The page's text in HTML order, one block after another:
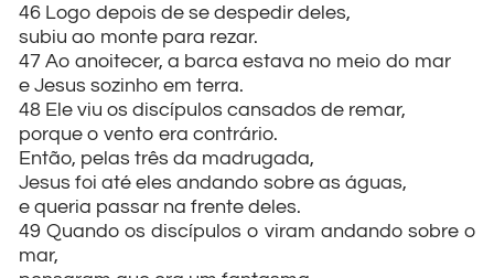
46 Logo depois de se despedir deles,
subiu ao monte para rezar.
47 Ao anoitecer, a barca estava no meio do mar
e Jesus sozinho em terra.
48 Ele viu os discípulos cansados de remar,
porque o vento era contrário.
Então, pelas três da madrugada,
Jesus foi até eles andando sobre as águas,
e queria passar na frente deles.
49 Quando os discípulos o viram andando sobre o
mar,